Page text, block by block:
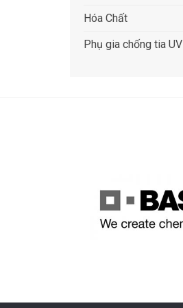
Hóa Chất
Phụ gia chống tia UV